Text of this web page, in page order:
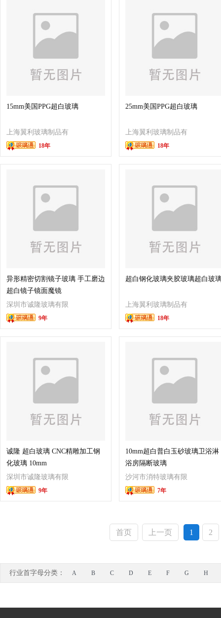
15mm美国PPG超白玻璃
上海翼利玻璃制品有
限公司 18年
25mm美国PPG超白玻璃
上海翼利玻璃制品有
限公司 18年
异形精密切割镜子玻璃 手工磨边
超白镜子镜面魔镜
深圳市诚隆玻璃有限
公司 9年
超白钢化玻璃夹胶玻璃超白玻
上海翼利玻璃制品有
限公司 18年
诚隆 超白玻璃 CNC精雕加工钢
化玻璃 10mm
深圳市诚隆玻璃有限
公司 9年
10mm超白普白玉砂玻璃卫浴淋
浴房隔断玻璃
沙河市消特玻璃有限
公司 7年
首页 上一页 1 2
行业首字母分类： A B C D E F G H